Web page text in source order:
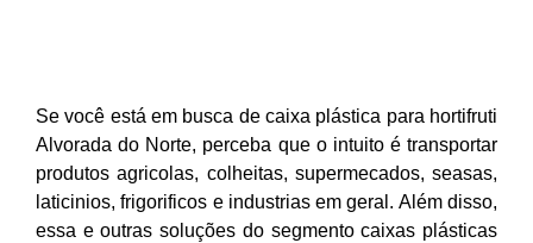
Se você está em busca de caixa plástica para hortifruti
Alvorada do Norte, perceba que o intuito é transportar
produtos agricolas, colheitas, supermecados, seasas,
laticinios, frigorificos e industrias em geral. Além disso,
essa e outras soluções do segmento caixas plásticas